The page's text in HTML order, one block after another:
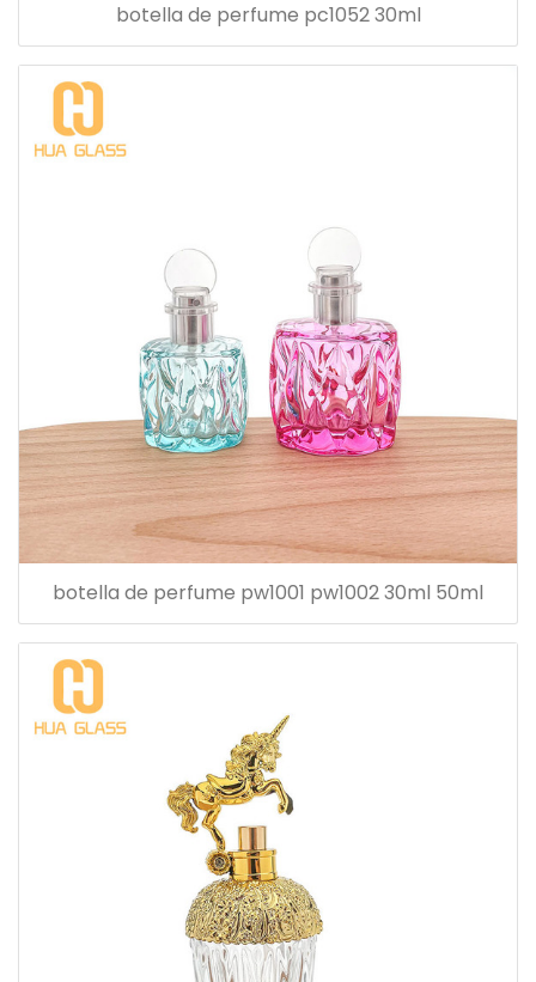
botella de perfume pc1052 30ml
botella de perfume pw1001 pw1002 30ml 50ml